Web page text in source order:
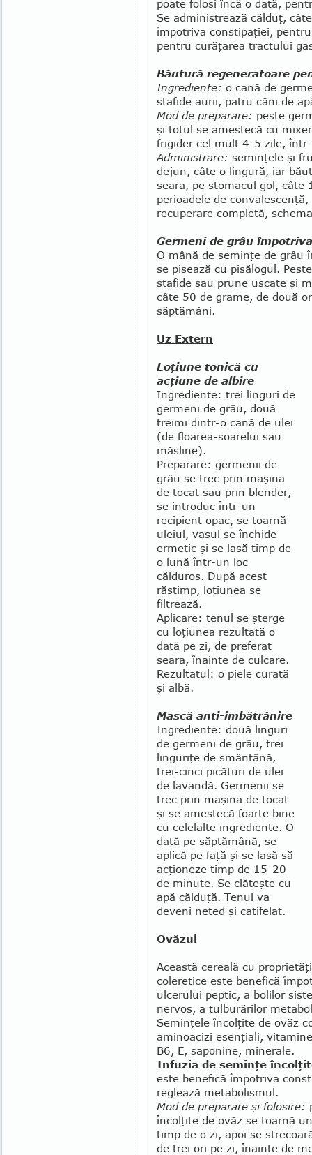
poate folosi încă o da­tă,
Se administrează călduţ,
împotriva constipaţiei,
pentru curăţarea trac­tului
Băutură regeneratoare
Ingrediente: o cană de
stafide aurii, patru căni de
Mod de preparare: peste
şi totul se amestecă cu
frigider cel mult 4-5 zile,
Administrare: seminţele şi
dejun, câte o lingură, iar
seara, pe stomacul gol,
perioadele de
recuperare completă,
Germeni de grâu
O mână de seminţe de grâu
se pisează cu pisălogul.
stafide sau prune uscate şi
câte 50 de grame, de două
săptămâni.
Uz Extern
Loţiune tonică cu
acţiune de albire
Ingrediente: trei linguri de
germeni de grâu, două
treimi dintr-o cană de ulei
(de floarea-soarelui sau
măsline).
Preparare: germenii de
grâu se trec prin maşina
de tocat sau prin blender,
se introduc într-un
recipient opac, se toarnă
uleiul, vasul se închide
ermetic şi se lasă timp de
o lună într-un loc
călduros. După acest
răstimp, loţiunea se
filtrează.
Aplicare: tenul se şterge
cu loţiu­nea rezultată o
dată pe zi, de preferat
seara, înainte de culcare.
Rezultatul: o piele curată
şi albă.
Mască anti-îmbătrânire
Ingrediente: două linguri
de ger­meni de grâu, trei
linguriţe de smân­tână,
trei-cinci picături de ulei
de lavandă. Germenii se
trec prin ma­şina de tocat
şi se amestecă foarte bine
cu celelalte ingrediente. O
dată pe săptămână, se
aplică pe faţă şi se lasă să
acţioneze timp de 15-20
de minute. Se clăteşte cu
apă călduţă. Tenul va
deveni neted şi catifelat.
Ovăzul
Această cereală cu
coleretice este benefică
ulcerului peptic, a bolilor
nervos, a tulburărilor
Seminţele încolţite de ovăz
aminoacizi esen­ţiali,
B6, E, saponine, minerale.
Infuzia de seminţe
este be­nefică împotriva
reglează metabolismul.
Mod de preparare şi folosire:
încolţite de ovăz se toarnă
timp de o zi, apoi se
de trei ori pe zi, înainte de